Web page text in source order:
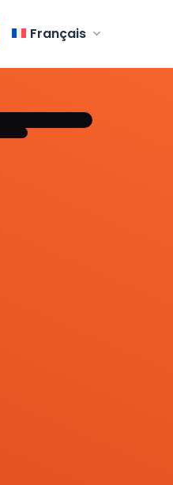
Français